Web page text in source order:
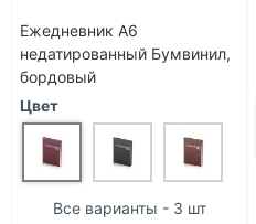
Ежедневник А6
недатированный Бумвинил,
бордовый
Цвет
Все варианты - 3 шт